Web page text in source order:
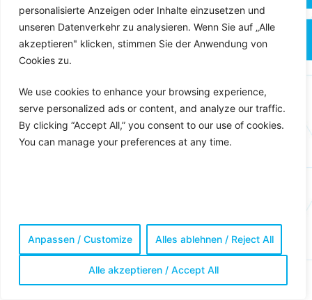
personalisierte Anzeigen oder Inhalte einzusetzen und
unseren Datenverkehr zu analysieren. Wenn Sie auf „Alle
akzeptieren" klicken, stimmen Sie der Anwendung von
Cookies zu.
We use cookies to enhance your browsing experience,
serve personalized ads or content, and analyze our traffic.
By clicking “Accept All,” you consent to our use of cookies.
You can manage your preferences at any time.
Anpassen / Customize Alles ablehnen / Reject All
Alle akzeptieren / Accept All